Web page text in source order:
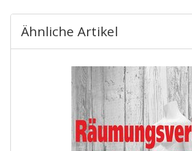
Ähnliche Artikel